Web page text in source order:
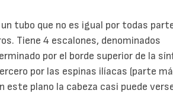
tubo que no es igual por todas
Tiene 4 escalones, denominados
por el borde superior de la
por las espinas ilíacas (parte
este plano la cabeza casi puede